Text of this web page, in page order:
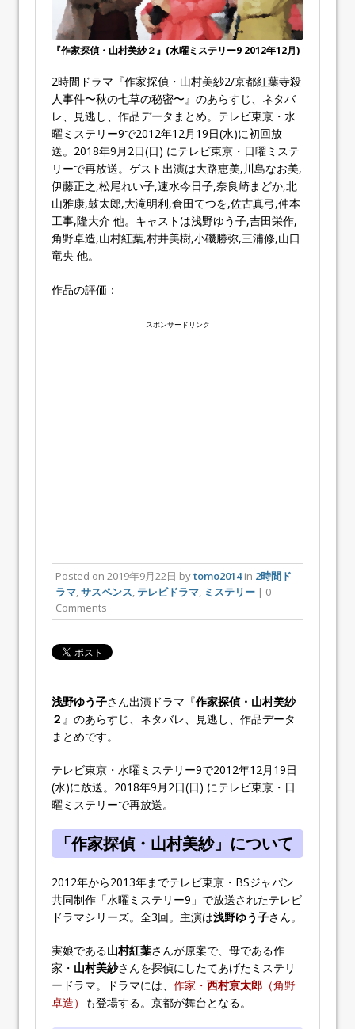
『作家探偵・山村美紗２』(水曜ミステリー9 2012年12月)
2時間ドラマ『作家探偵・山村美紗2/京都紅葉寺殺
人事件〜秋の七草の秘密〜』のあらすじ、ネタバ
レ、見逃し、作品データまとめ。テレビ東京・水
曜ミステリー9で2012年12月19日(水)に初回放
送。2018年9月2日(日) にテレビ東京・日曜ミステ
リーで再放送。ゲスト出演は大路恵美,川島なお美,
伊藤正之,松尾れい子,速水今日子,奈良崎まどか,北
山雅康,鼓太郎,大滝明利,倉田てつを,佐古真弓,仲本
工事,隆大介 他。キャストは浅野ゆう子,吉田栄作,
角野卓造,山村紅葉,村井美樹,小磯勝弥,三浦修,山口
竜央 他。
作品の評価：
スポンサードリンク
Posted on 2019年9月22日 bytomo2014in 2時間ド
ラマ サスペンス テレビドラマ ミステリー | 0
Comments
浅野ゆう子さん出演ドラマ『作家探偵・山村美紗
２ 』のあらすじ、ネタバレ、見逃し、作品データ
まとめです。
テレビ東京・水曜ミステリー9で2012年12月19日
(水)に放送。2018年9月2日(日) にテレビ東京・日
曜ミステリーで再放送。
「作家探偵・山村美紗」について
2012年から2013年までテレビ東京・BSジャパン
共同制作「水曜ミステリー9」で放送されたテレビ
ドラマシリーズ。全3回。主演は浅野ゆう子さん。
実娘である山村紅葉さんが原案で、母である作
家・ 山村美紗さんを探偵にしたてあげたミステリ
ードラマ。ドラマには、 作家・ 西村京太郎 （角野
卓造） も登場する。京都が舞台となる。